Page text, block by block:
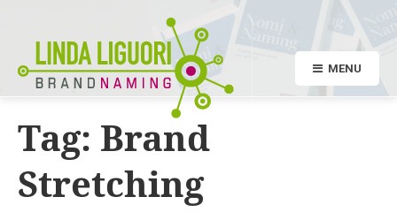
MENU
Tag: Brand
Stretching